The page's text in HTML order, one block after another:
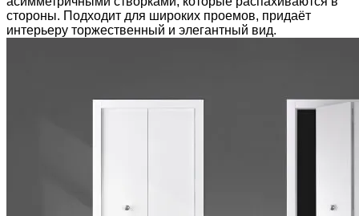
стороны. Подходит для широких проемов, придаёт
интерьеру торжественный и элегантный вид.